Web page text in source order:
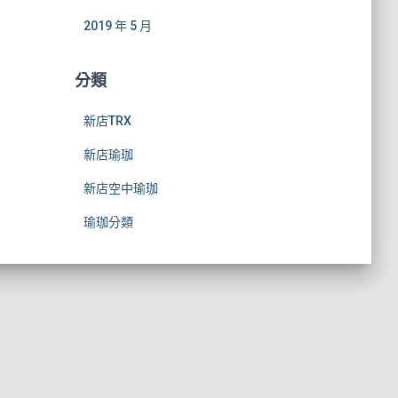
2019 年 5 月
分類
新店TRX
新店瑜珈
新店空中瑜珈
瑜珈分類